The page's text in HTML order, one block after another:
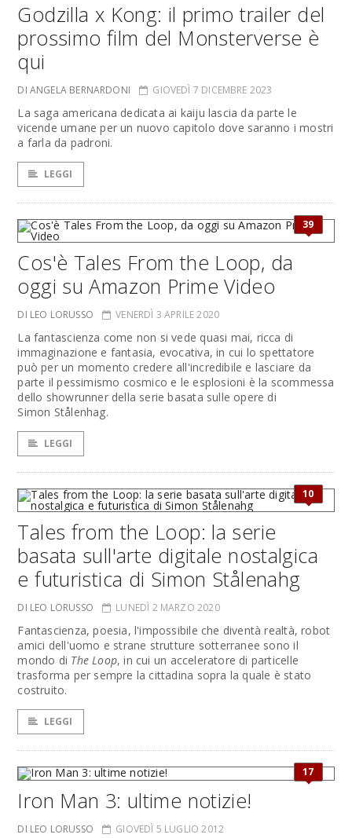
Godzilla x Kong: il primo trailer del
prossimo film del Monsterverse è
qui
DI ANGELA BERNARDONI GIOVEDÌ 7 DICEMBRE 2023
La saga americana dedicata ai kaiju lascia da parte le
vicende umane per un nuovo capitolo dove saranno i mostri
a farla da padroni.
LEGGI
39
Cos'è Tales From the Loop, da
oggi su Amazon Prime Video
DI LEO LORUSSO VENERDÌ 3 APRILE 2020
La fantascienza come non si vede quasi mai, ricca di
immaginazione e fantasia, evocativa, in cui lo spettatore
può per un momento credere all'incredibile e lasciare da
parte il pessimismo cosmico e le esplosioni è la scommessa
dello showrunner della serie basata sulle opere di
Simon Stålenhag.
LEGGI
10
Tales from the Loop: la serie
basata sull'arte digitale nostalgica
e futuristica di Simon Stålenahg
DI LEO LORUSSO LUNEDÌ 2 MARZO 2020
Fantascienza, poesia, l'impossibile che diventà realtà, robot
amici dell'uomo e strane strutture sotterranee sono il
mondo di The Loop, in cui un acceleratore di particelle
trasforma per sempre la cittadina sopra la quale è stato
costruito.
LEGGI
17
Iron Man 3: ultime notizie!
DI LEO LORUSSO GIOVEDÌ 5 LUGLIO 2012